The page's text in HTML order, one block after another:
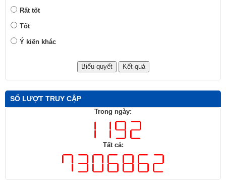
Rất tốt
Tốt
Ý kiến khác
SỐ LƯỢT TRUY CẬP
Trong ngày:
Tất cả: